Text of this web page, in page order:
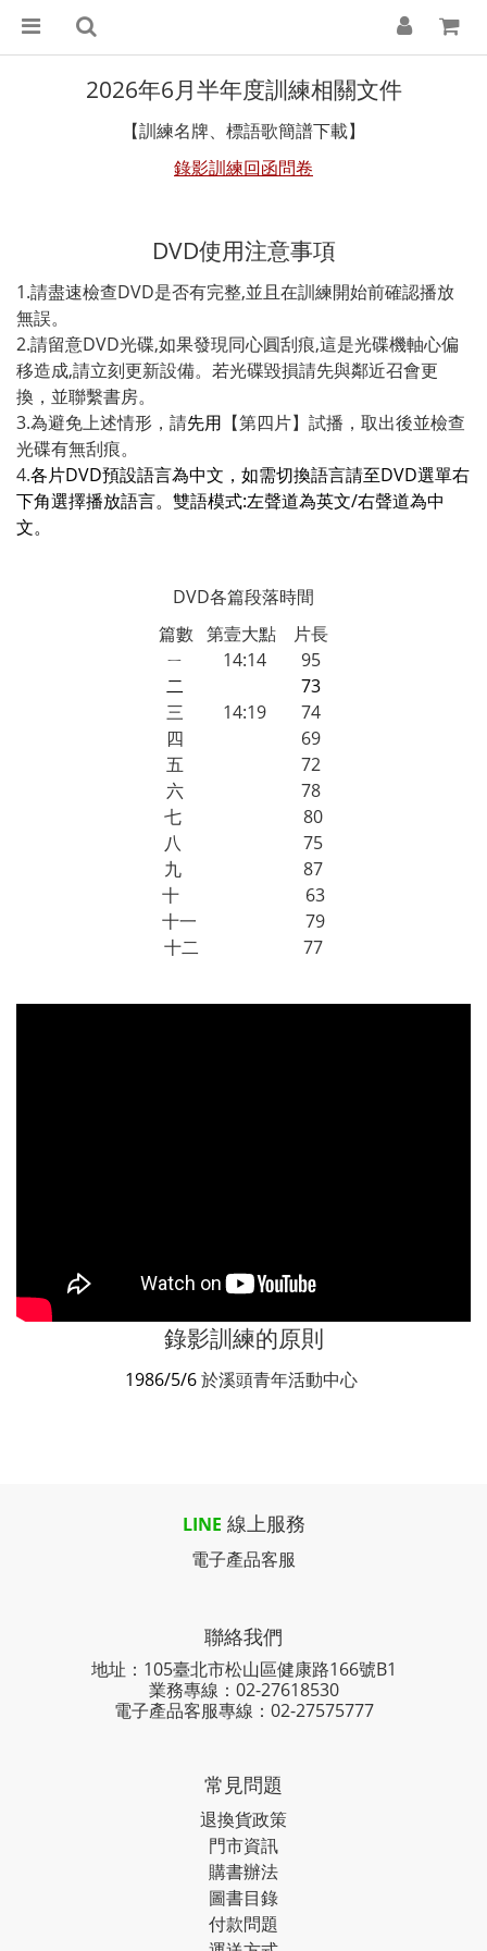
2026年6月半年度訓練相關文件
【訓練名牌、標語歌簡譜下載】
錄影訓練回函問卷
DVD使用注意事項
1.請盡速檢查DVD是否有完整,並且在訓練開始前確認播放
無誤。
2.請留意DVD光碟,如果發現同心圓刮痕,這是光碟機軸心偏
移造成,請立刻更新設備。若光碟毀損請先與鄰近召會更
換，並聯繫書房。
3.為避免上述情形，請先用 【第四片】試播，取出後並檢查
光碟有無刮痕。
4.各片DVD預設語言為中文，如需切換語言請至DVD選單右
下角選擇播放語言。雙語模式:左聲道為英文/右聲道為中
文。
DVD各篇段落時間
篇數 第壹大點 片長
ㄧ 14:14 95
二 73
三 14:19 74
四 69
五
72
六 78
七
80
八 75
九 87
十
63
十一
79
十二 77
錄影訓練的原則
1986/5/6於溪頭青年活動中心
LINE 線上服務
電子產品客服
聯絡我們
地址：105臺北市松山區健康路166號B1
業務專線： 02-27618530
電子產品客服專線：02-27575777
常見問題
退換貨政策
門市資訊
購書辦法
圖書目錄
付款問題